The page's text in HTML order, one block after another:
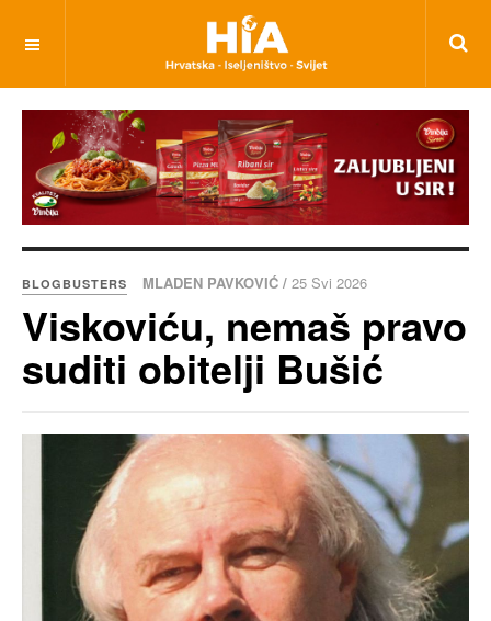
BLOGBUSTERS MLADEN PAVKOVIĆ / 25 Svi 2026
Viskoviću, nemaš pravo
suditi obitelji Bušić